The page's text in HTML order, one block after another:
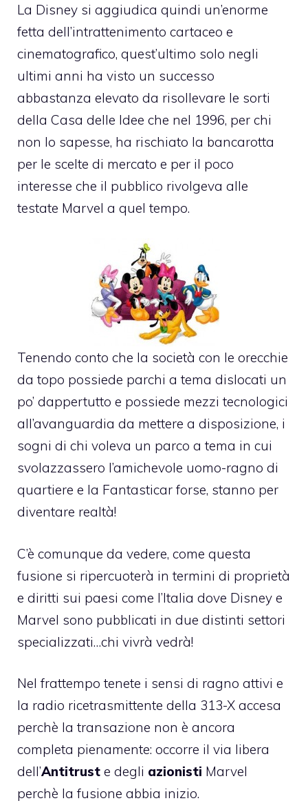
La Disney si aggiudica quindi un’enorme
fetta dell’intrattenimento cartaceo e
cinematografico, quest’ultimo solo negli
ultimi anni ha visto un successo
abbastanza elevato da risollevare le sorti
della Casa delle Idee che nel 1996, per chi
non lo sapesse, ha rischiato la bancarotta
per le scelte di mercato e per il poco
interesse che il pubblico rivolgeva alle
testate Marvel a quel tempo.
Tenendo conto che la società con le orecchie
da topo possiede parchi a tema dislocati un
po’ dappertutto e possiede mezzi tecnologici
all’avanguardia da mettere a disposizione, i
sogni di chi voleva un parco a tema in cui
svolazzassero l’amichevole uomo-ragno di
quartiere e la Fantasticar forse, stanno per
diventare realtà!
C’è comunque da vedere, come questa
fusione si ripercuoterà in termini di proprietà
e diritti sui paesi come l’Italia dove Disney e
Marvel sono pubblicati in due distinti settori
specializzati…chi vivrà vedrà!
Nel frattempo tenete i sensi di ragno attivi e
la radio ricetrasmittente della 313-X accesa
perchè la transazione non è ancora
completa pienamente: occorre il via libera
dell’Antitrust e degli azionisti Marvel
perchè la fusione abbia inizio.